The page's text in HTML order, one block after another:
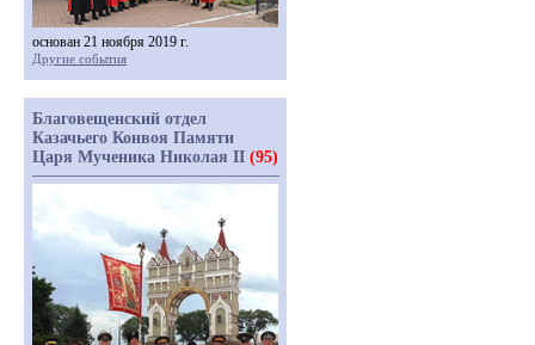
основан 21 ноября 2019 г.
Другие события
Благовещенский отдел
Казачьего Конвоя Памяти
Царя Мученика Николая II (95)